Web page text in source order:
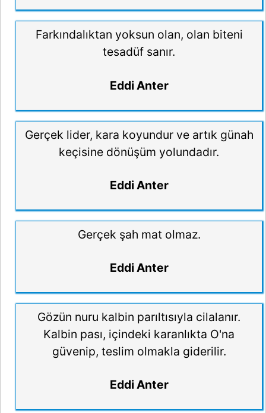
Farkındalıktan yoksun olan, olan biteni
tesadüf sanır.
Eddi Anter
Gerçek lider, kara koyundur ve artık günah
keçisine dönüşüm yolundadır.
Eddi Anter
Gerçek şah mat olmaz.
Eddi Anter
Gözün nuru kalbin parıltısıyla cilalanır.
Kalbin pası, içindeki karanlıkta O'na
güvenip, teslim olmakla giderilir.
Eddi Anter